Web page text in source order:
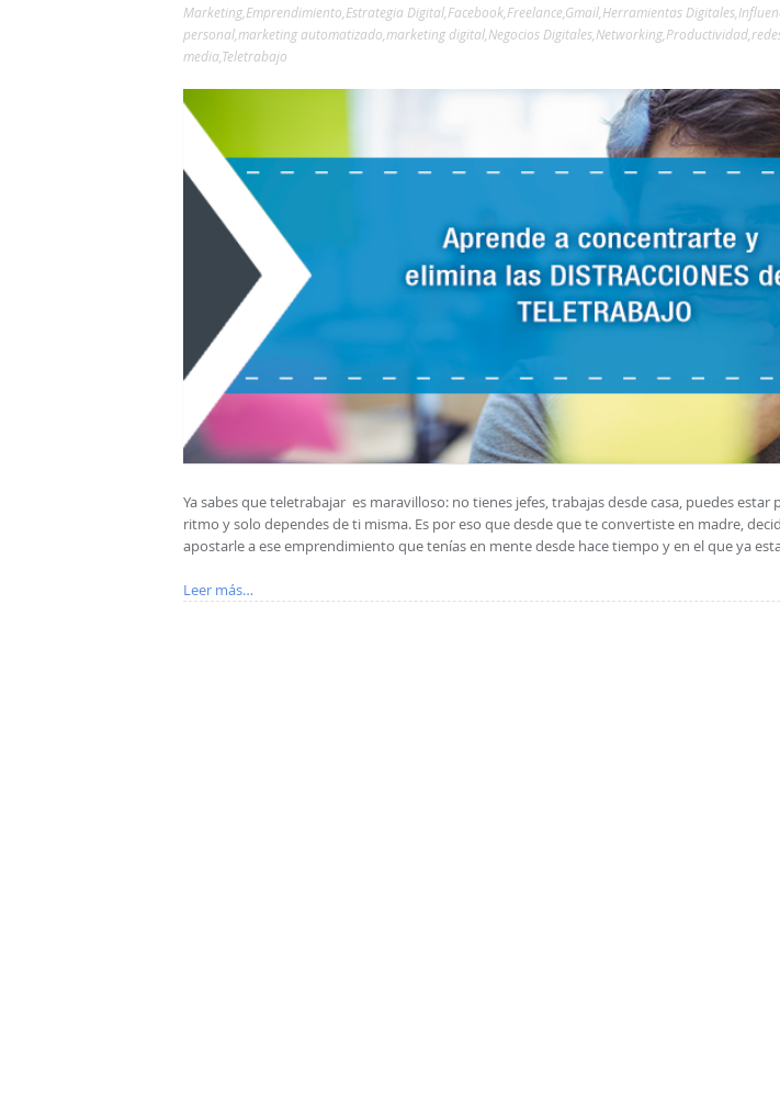
Marketing Emprendimiento Estrategia Digital Facebook FreelanceGmail Herramientas Digitales
personal marketing automatizado marketing digital Negocios Digitales Networking Productividad
mediaTeletrabajo
Ya sabes que teletrabajar es maravilloso: no tienes jefes, trabajas desde casa, puedes estar
ritmo y solo dependes de ti misma. Es por eso que desde que te convertiste en madre,
apostarle a ese emprendimiento que tenías en mente desde hace tiempo y en el que ya
Leer más…